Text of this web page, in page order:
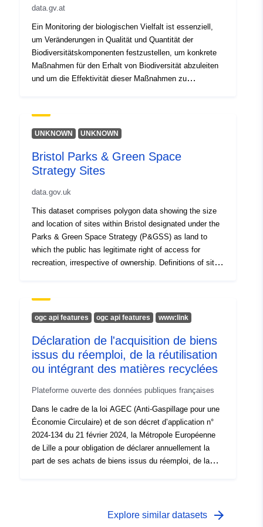
data.gv.at
Ein Monitoring der biologischen Vielfalt ist essenziell,
um Veränderungen in Qualität und Quantität der
Biodiversitätskomponenten festzustellen, um konkrete
Maßnahmen für den Erhalt von Biodiversität abzuleiten
und um die Effektivität dieser Maßnahmen zu
Österreichischen Biodiversitätsmonitorings der offenen
Kulturlandschaft (ÖBM – Kulturlandschaft) aus den
Bundesgebiet mittels 100 Testflächen, die in Summe
1.000 Probekreise für die organismischen Erhebungen
298 verschiedene Biotoptypen, 1.419
Gefäßpflanzenarten, 76 Heuschreckenarten und 129
Tagfalterarten nachgewiesen, die Fernerkundung lieferte
weitere wichtige, biodiversitätsrelevante Variablen zur
Landbedeckung, Ökosystemstruktur und -funktion.
UNKNOWN UNKNOWN
Bristol Parks & Green Space
Strategy Sites
data.gov.uk
This dataset comprises polygon data showing the size
and location of sites within Bristol designated under the
Parks & Green Space Strategy (P&GSS) as land to
which the public has legitimate right of access for
recreation, irrespective of ownership. Definitions of site
for Green space in Public use". The inclusion of sites
within this layer does not imply that the land is owned by
Principal exclusions: Open (for burials) cemeteries,
agricultural land (in current / recent use), small holdings
(in current / recent use), allotments (in current / recent
adventure play grounds, sports grounds used as private
clubs (may be leased by BCC but with no informal public
access) and private golf courses.
ogc api features ogc api features www:link
Déclaration de l'acquisition de biens
issus du réemploi, de la réutilisation
ou intégrant des matières recyclées
Plateforme ouverte des données publiques françaises
Dans le cadre de la loi AGEC (Anti-Gaspillage pour une
Économie Circulaire) et de son décret d’application n°
2024-134 du 21 février 2024, la Métropole Européenne
de Lille a pour obligation de déclarer annuellement la
part de ses achats de biens issus du réemploi, de la
données disponibles au moment de sa production. À ce
Explore similar datasets arrow_forward